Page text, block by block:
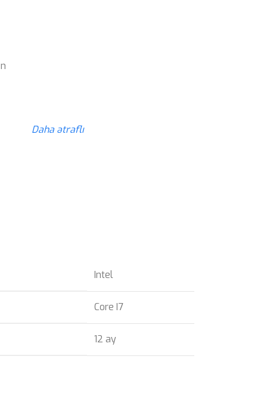
Daha ətraflı
Intel
Core I7
12 ay